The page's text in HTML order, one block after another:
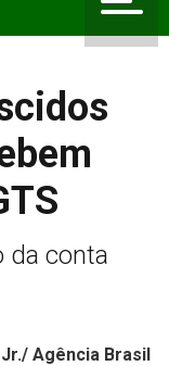
da conta
Agência Brasil